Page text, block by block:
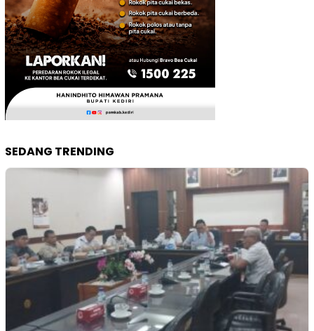
SEDANG TRENDING